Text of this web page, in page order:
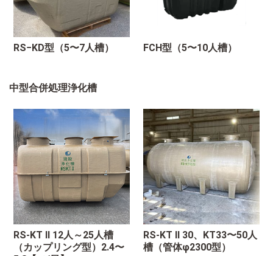
RS−KD型（5〜7人槽） FCH型（5〜10人槽）
中型合併処理浄化槽
RS-KT II 12人～25人槽
（カップリング型）2.4〜
RS-KT II 30、KT33〜50人
槽（管体φ2300型）